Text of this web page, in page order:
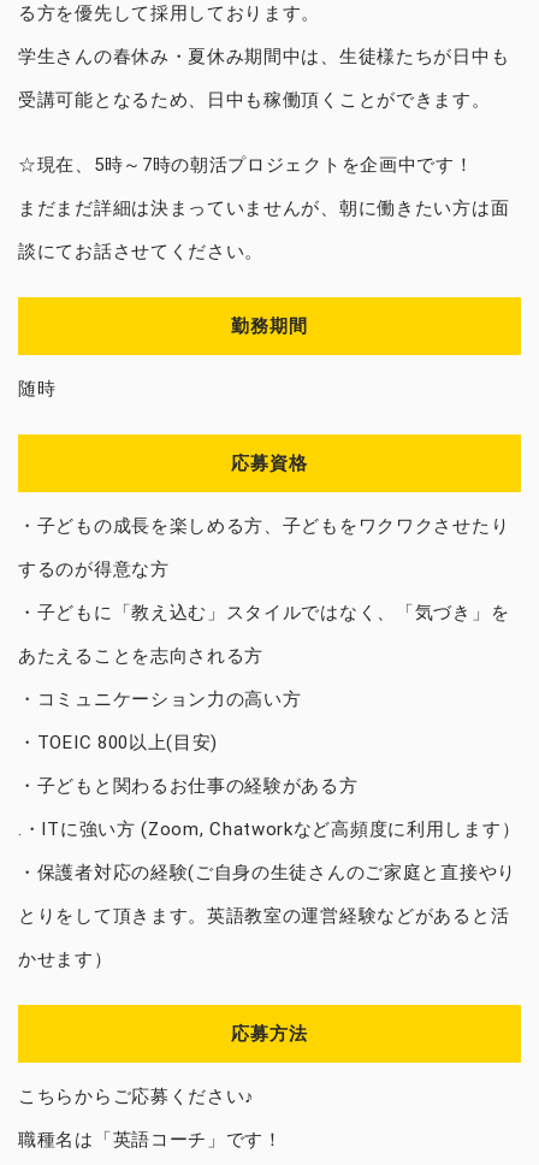
る方を優先して採用しております。
学生さんの春休み・夏休み期間中は、生徒様たちが日中も
受講可能となるため、日中も稼働頂くことができます。
☆現在、5時～7時の朝活プロジェクトを企画中です！
まだまだ詳細は決まっていませんが、朝に働きたい方は面
談にてお話させてください。
勤務期間
随時
応募資格
・子どもの成長を楽しめる方、子どもをワクワクさせたり
するのが得意な方
・子どもに「教え込む」スタイルではなく、「気づき」を
あたえることを志向される方
・コミュニケーション力の高い方
・TOEIC 800以上(目安)
・子どもと関わるお仕事の経験がある方
.・ITに強い方 (Zoom, Chatworkなど高頻度に利用します）
・保護者対応の経験(ご自身の生徒さんのご家庭と直接やり
とりをして頂きます。英語教室の運営経験などがあると活
かせます）
応募方法
こちらからご応募ください♪
職種名は「英語コーチ」です！